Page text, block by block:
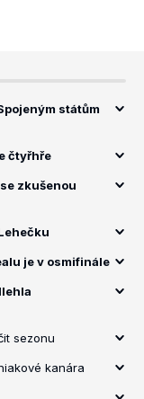
státům
čtyřhře
zkušenou
je v osmifinále
sezonu
kanára